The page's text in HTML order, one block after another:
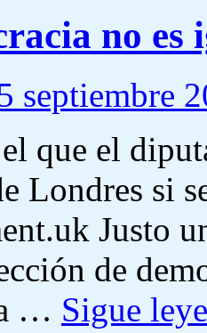
no
septiembre
que el
Londres si
Justo
de
… Sigue